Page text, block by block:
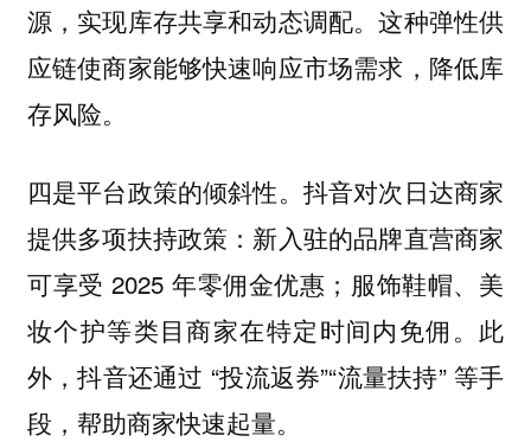
源，实现库存共享和动态调配。这种弹性供
应链使商家能够快速响应市场需求，降低库
存风险。
四是平台政策的倾斜性。抖音对次日达商家
提供多项扶持政策：新入驻的品牌直营商家
可享受 2025 年零佣金优惠；服饰鞋帽、美
妆个护等类目商家在特定时间内免佣。此
外，抖音还通过 “投流返券”“流量扶持” 等手
段，帮助商家快速起量。